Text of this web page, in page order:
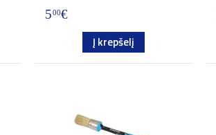
5 00€
Į krepšelį